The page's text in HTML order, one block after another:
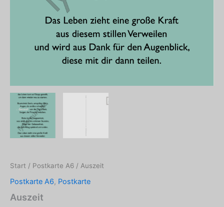
Start / Postkarte A6 / Auszeit
Postkarte A6, Postkarte
Auszeit